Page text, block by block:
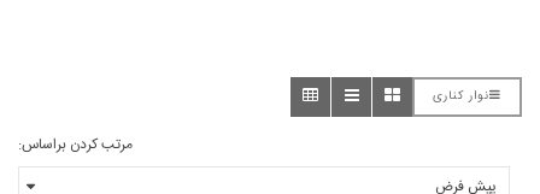
نوار کناری
مرتب کردن براساس: